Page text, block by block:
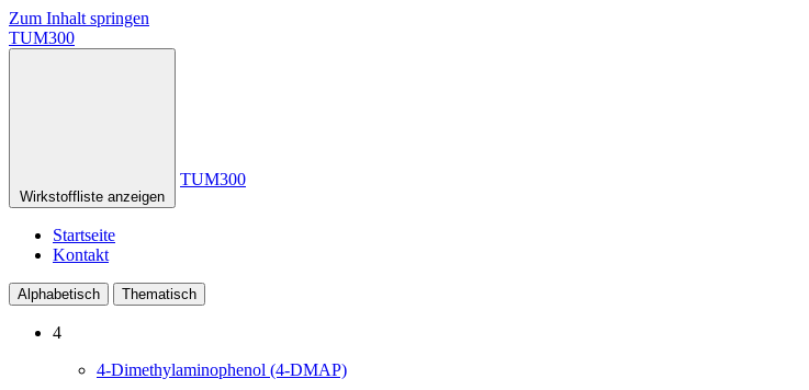
Zum Inhalt springen
TUM300
Wirkstoffliste anzeigen
TUM300
Startseite
Kontakt
Alphabetisch Thematisch
4
4-Dimethylaminophenol (4-DMAP)